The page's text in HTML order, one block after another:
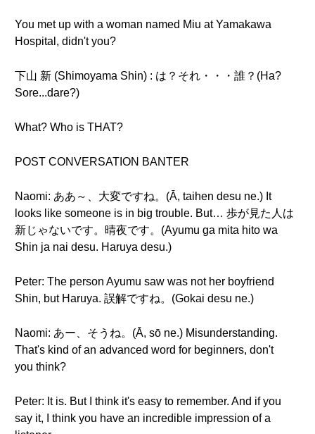
You met up with a woman named Miu at Yamakawa
Hospital, didn't you?
下山 新 (Shimoyama Shin) : は？それ・・・誰？(Ha?
Sore...dare?)
What? Who is THAT?
POST CONVERSATION BANTER
Naomi: ああ～、大変ですね。(Ā, taihen desu ne.) It
looks like someone is in big trouble. But… 歩が見た人は
新じゃないです。晴夜です。(Ayumu ga mita hito wa
Shin ja nai desu. Haruya desu.)
Peter: The person Ayumu saw was not her boyfriend
Shin, but Haruya. 誤解ですね。(Gokai desu ne.)
Naomi: あー、そうね。(Ā, sō ne.) Misunderstanding.
That's kind of an advanced word for beginners, don't
you think?
Peter: It is. But I think it's easy to remember. And if you
say it, I think you have an incredible impression of a